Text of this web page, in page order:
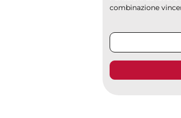
combinazione